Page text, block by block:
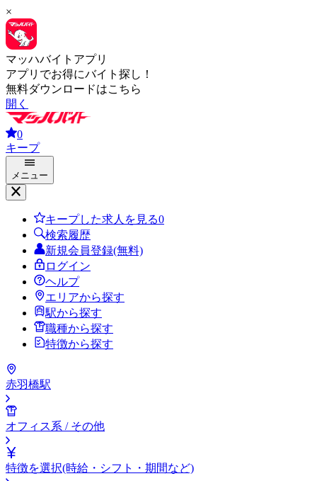
×
マッハバイトアプリ
アプリでお得にバイト探し！
無料ダウンロードはこちら
開く
0
キープ
メニュー
キープした求人を見る0
検索履歴
新規会員登録(無料)
ログイン
ヘルプ
エリアから探す
駅から探す
職種から探す
特徴から探す
赤羽橋駅
オフィス系 / その他
特徴を選択(時給・シフト・期間など)